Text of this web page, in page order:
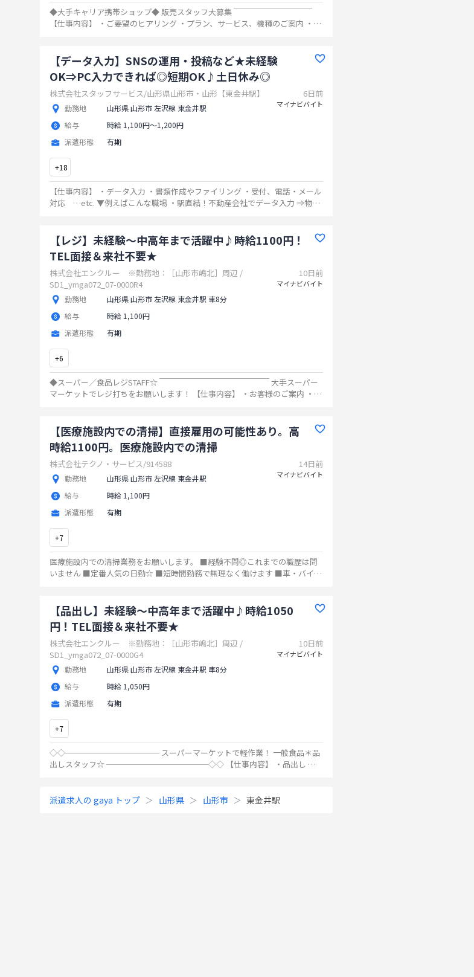
◆大手キャリア携帯ショップ◆ 販売スタッフ大募集 ￣￣￣￣￣￣￣￣￣￣
【仕事内容】 ・ご要望のヒアリング ・プラン、サービス、機種のご案内 ・新
【データ入力】SNSの運用・投稿など★未経験
OK⇒PC入力できれば◎短期OK♪土日休み◎
株式会社スタッフサービス/山形県山形市・山形【東金井駅】
勤務地
山形県 山形市 左沢線 東金井駅
給与
時給 1,100円〜1,200円
派遣形態
有期
6日前
マイナビバイト
+18
【仕事内容】 ・データ入力 ・書類作成やファイリング ・受付、電話・メール
対応 …etc. ▼例えばこんな職場 ・駅直結！不動産会社でデータ入力 ⇒物件
【レジ】未経験～中高年まで活躍中♪時給1100円！
TEL面接＆来社不要★
株式会社エンクルー ※勤務地：［山形市嶋北］周辺 /
SD1_ymga072_07-0000R4
勤務地
山形県 山形市 左沢線 東金井駅 車8分
給与
時給 1,100円
派遣形態
有期
10日前
マイナビバイト
+6
◆スーパー／食品レジSTAFF☆ ￣￣￣￣￣￣￣￣￣￣￣￣￣￣ 大手スーパー
マーケットでレジ打ちをお願いします！ 【仕事内容】 ・お客様のご案内 ・商
【医療施設内での清掃】直接雇用の可能性あり。高
時給1100円。医療施設内での清掃
株式会社テクノ・サービス/914588
勤務地
山形県 山形市 左沢線 東金井駅
給与
時給 1,100円
派遣形態
有期
14日前
マイナビバイト
+7
医療施設内での清掃業務をお願いします。 ■経験不問◎これまでの職歴は問
いません ■定番人気の日勤☆ ■短時間勤務で無理なく働けます ■車・バイク
【品出し】未経験～中高年まで活躍中♪時給1050
円！TEL面接＆来社不要★
株式会社エンクルー ※勤務地：［山形市嶋北］周辺 /
SD1_ymga072_07-0000G4
勤務地
山形県 山形市 左沢線 東金井駅 車8分
給与
時給 1,050円
派遣形態
有期
10日前
マイナビバイト
+7
◇◇──────────── スーパーマーケットで軽作業！ 一般食品＊品
出しスタッフ☆ ─────────────◇◇ 【仕事内容】 ・品出し ・
派遣求人の gaya トップ 山形県 山形市 東金井駅